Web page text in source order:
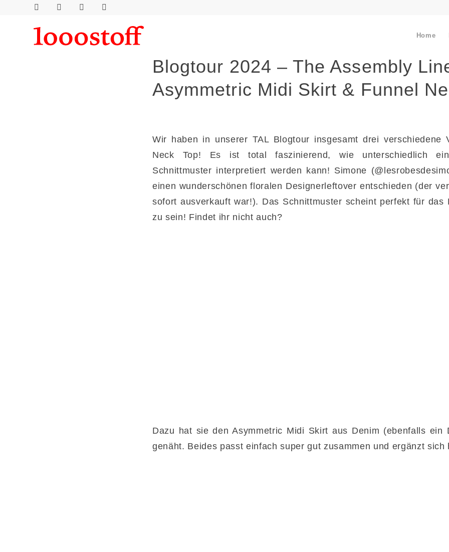
Home
Blogtour 2024 – The Assembly
Asymmetric Midi Skirt & Funnel
Wir haben in unserer TAL Blogtour insgesamt drei verschiedene
Neck Top! Es ist total faszinierend, wie unterschiedlich
Schnittmuster interpretiert werden kann! Simone
einen wunderschönen floralen Designerleftover entschieden (der
sofort ausverkauft war!). Das Schnittmuster scheint perfekt für das
zu sein! Findet ihr nicht auch?
Dazu hat sie den Asymmetric Midi Skirt aus Denim (ebenfalls ein
genäht. Beides passt einfach super gut zusammen und ergänzt sich